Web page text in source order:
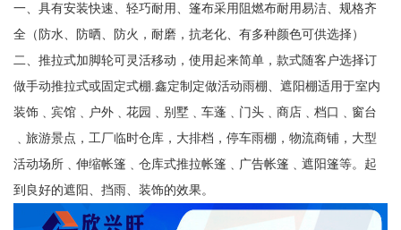
一、具有安装快速、轻巧耐用、篷布采用阻燃布耐用易洁、规格齐
全（防水、防晒、防火，耐磨，抗老化、有多种颜色可供选择）
二、推拉式加脚轮可灵活移动，使用起来简单，款式随客户选择订
做手动推拉式或固定式棚.鑫定制定做活动雨棚、遮阳棚适用于室内
装饰﹑宾馆﹑户外﹑花园﹑别墅﹑车蓬﹑门头﹑商店﹑档口﹑窗台
﹑旅游景点，工厂临时仓库，大排档，停车雨棚，物流商铺，大型
活动场所﹑伸缩帐篷﹑仓库式推拉帐篷﹑广告帐篷﹑遮阳篷等。起
到良好的遮阳、挡雨、装饰的效果。